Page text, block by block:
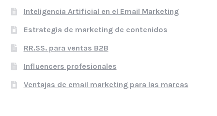
Inteligencia Artificial en el Email Marketing
Estrategia de marketing de contenidos
RR.SS. para ventas B2B
Influencers profesionales
Ventajas de email marketing para las marcas